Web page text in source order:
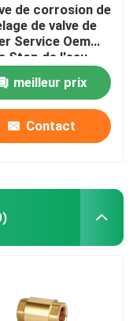
de corrosion de
de valve de
Service Oem
Stop de l'eau
meilleur prix
Contact